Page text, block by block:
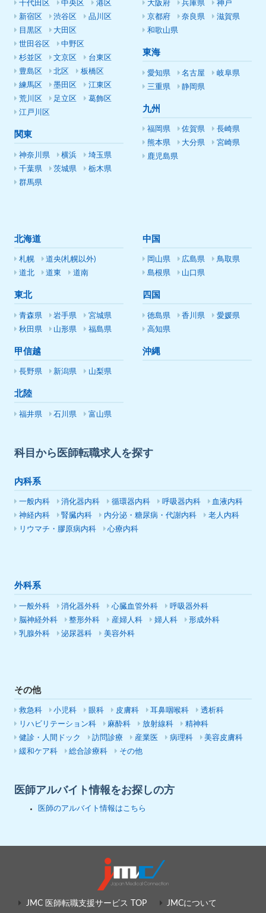
千代田区 中央区
港区
新宿区
渋谷区
品川区
目黒区
大田区
世田谷区
中野区
杉並区
文京区
台東区
豊島区
北区
板橋区
練馬区
墨田区
江東区
荒川区
足立区
葛飾区
江戸川区
関東
神奈川県 横浜
埼玉県
千葉県
茨城県
栃木県
群馬県
大阪府 兵庫県
神戸
京都府
奈良県
滋賀県
和歌山県
東海
愛知県 名古屋
岐阜県
三重県
静岡県
九州
福岡県 佐賀県
長崎県
熊本県
大分県
宮崎県
鹿児島県
北海道
札幌
道央(札幌以外)
道北
道東 道南
東北
青森県 岩手県
宮城県
秋田県
山形県 福島県
甲信越
長野県 新潟県 山梨県
北陸
福井県 石川県 富山県
中国
岡山県 広島県
鳥取県
島根県
山口県
四国
徳島県 香川県
愛媛県
高知県
沖縄
科目から医師転職求人を探す
内科系
一般内科 消化器内科 循環器内科 呼吸器内科
血液内科
神経内科
腎臓内科 内分泌・糖尿病・代謝内科
老人内科
リウマチ・膠原病内科
心療内科
外科系
一般外科 消化器外科 心臓血管外科
呼吸器外科
脳神経外科
整形外科 産婦人科 婦人科
形成外科
乳腺外科
泌尿器科 美容外科
その他
救急科 小児科 眼科 皮膚科 耳鼻咽喉科
透析科
リハビリテーション科
麻酔科 放射線科
精神科
健診・人間ドック
訪問診療 産業医 病理科
美容皮膚科
緩和ケア科
総合診療科 その他
医師アルバイト情報をお探しの方
医師のアルバイト情報はこちら
JMC 医師転職支援サービス TOP
JMCについて